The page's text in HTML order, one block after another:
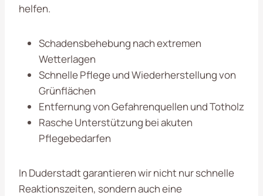
helfen.
Schadensbehebung nach extremen
Wetterlagen
Schnelle Pflege und Wiederherstellung von
Grünflächen
Entfernung von Gefahrenquellen und Totholz
Rasche Unterstützung bei akuten
Pflegebedarfen
In Duderstadt garantieren wir nicht nur schnelle
Reaktionszeiten, sondern auch eine